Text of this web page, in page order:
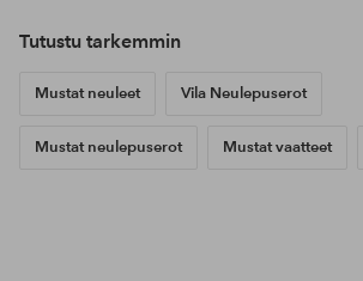
Tutustu tarkemmin
Mustat neuleet Vila Neulepuserot
Mustat neulepuserot Mustat vaatteet